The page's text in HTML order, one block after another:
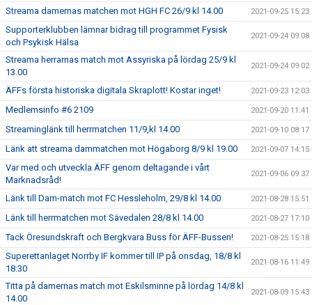
Streama damernas matchen mot HGH FC 26/9 kl 14.00 2021-09-25 15:23
Supporterklubben lämnar bidrag till programmet Fysisk
och Psykisk Hälsa
2021-09-24 09:08
Streama herrarnas match mot Assyriska på lördag 25/9 kl
13.00
2021-09-24 09:02
ÄFFs första historiska digitala Skraplott! Kostar inget! 2021-09-23 12:03
Medlemsinfo #6 2109 2021-09-20 11:41
Streaminglänk till herrmatchen 11/9,kl 14.00 2021-09-10 08:17
Länk att streama dammatchen mot Högaborg 8/9 kl 19.00 2021-09-07 14:15
Var med och utveckla ÄFF genom deltagande i vårt
Marknadsråd!
2021-09-06 09:37
Länk till Dam-match mot FC Hessleholm, 29/8 kl 14.00 2021-08-28 15:51
Länk till herrmatchen mot Sävedalen 28/8 kl 14.00 2021-08-27 17:10
Tack Öresundskraft och Bergkvara Buss för ÄFF-Bussen! 2021-08-25 15:18
Superettanlaget Norrby IF kommer till IP på onsdag, 18/8 kl
18:30
2021-08-16 11:49
Titta på damernas match mot Eskilsminne på lördag 14/8 kl
14.00
2021-08-09 15:43